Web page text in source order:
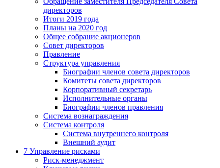
директоров
Итоги 2019 года
Планы на 2020 год
Общее собрание акционеров
Совет директоров
Правление
Структура управления
Биографии членов совета директоров
Комитеты совета директоров
Корпоративный секретарь
Исполнительные органы
Биографии членов правления
Система вознаграждения
Система контроля
Система внутреннего контроля
Внешний аудит
7 Управление рисками
Риск-менеджмент